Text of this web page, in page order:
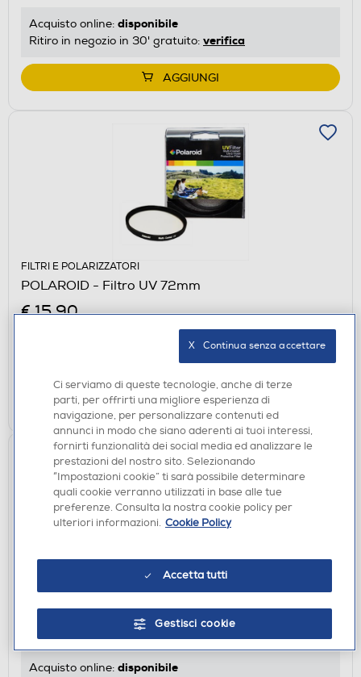
Acquisto online: disponibile
Ritiro in negozio in 30' gratuito: verifica
AGGIUNGI
FILTRI E POLARIZZATORI
POLAROID - Filtro UV 72mm
€ 15,90
Ritiro in negozio in 30' gratuito:verifica
AGGIUNGI
BORSE E CUSTODIE FOTO
HAMA - Borsa Hardcase Colour 60G-NERO
€ 16,90
Acquisto online: disponibile
Ci serviamo di queste tecnologie, anche di terze
parti, per offrirti una migliore esperienza di
navigazione, per personalizzare contenuti ed
annunci in modo che siano aderenti ai tuoi interessi,
fornirti funzionalità dei social media ed analizzare le
prestazioni del nostro sito. Selezionando
“Impostazioni cookie” ti sarà possibile determinare
quali cookie verranno utilizzati in base alle tue
preferenze. Consulta la nostra cookie policy per
ulteriori informazioni. Cookie Policy
Accetta tutti
Gestisci cookie
X   Continua senza accettare